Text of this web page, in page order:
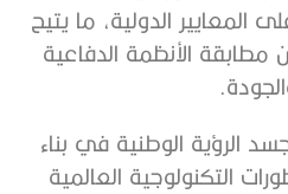
المعايير الدولية، ما يتيح
مطابقة الأنظمة الدفاعية
الرؤية الوطنية في بناء
التكنولوجية العالمية